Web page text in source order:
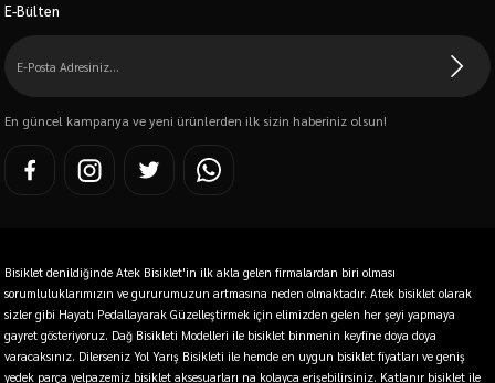
E-Bülten
En güncel kampanya ve yeni ürünlerden ilk sizin haberiniz olsun!
Bisiklet denildiğinde Atek Bisiklet'in ilk akla gelen firmalardan biri olması
sorumluluklarımızın ve gururumuzun artmasına neden olmaktadır. Atek bisiklet olarak
sizler gibi Hayatı Pedallayarak Güzelleştirmek için elimizden gelen her şeyi yapmaya
gayret gösteriyoruz. Dağ Bisikleti Modelleri ile bisiklet binmenin keyfine doya doya
varacaksınız. Dilerseniz Yol Yarış Bisikleti ile hemde en uygun bisiklet fiyatları ve geniş
yedek parça yelpazemiz bisiklet aksesuarları na kolayca erişebilirsiniz. Katlanır bisiklet ile